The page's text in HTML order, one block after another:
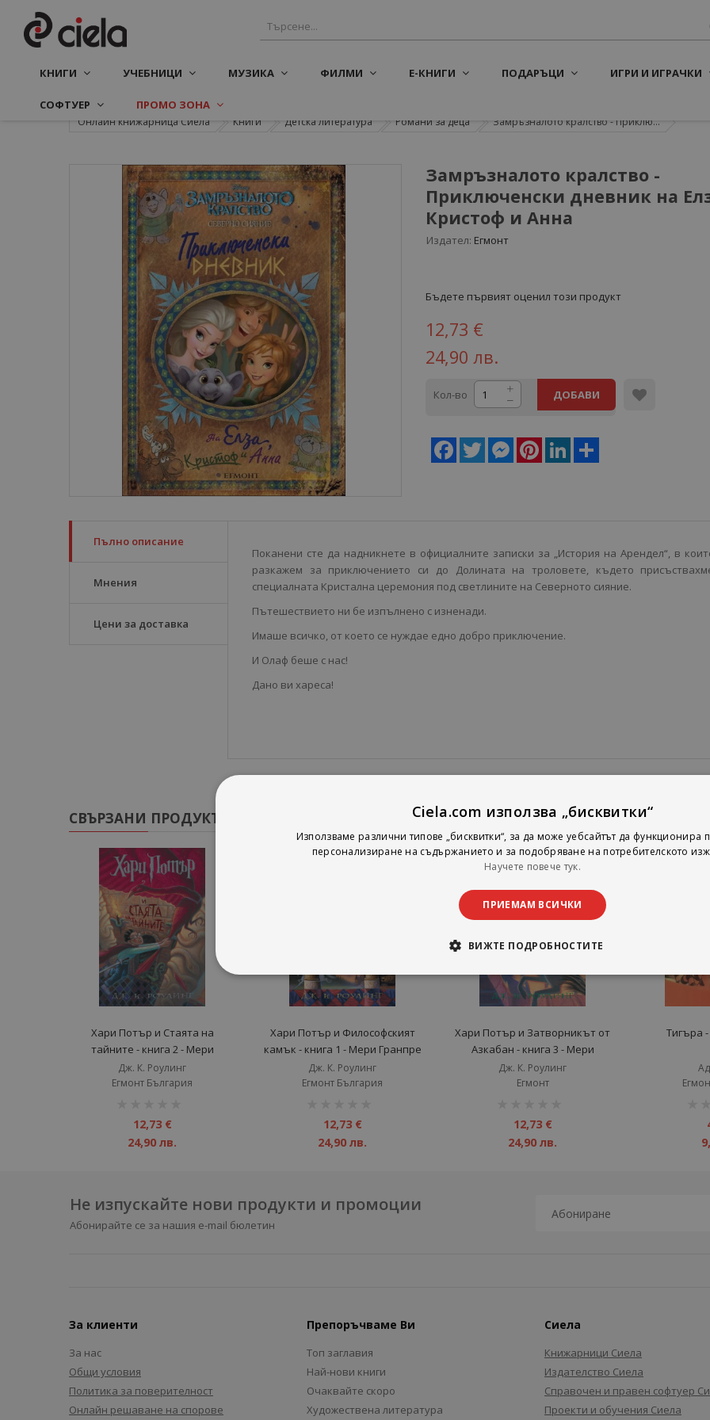
КНИГИ УЧЕБНИЦИ МУЗИКА ФИЛМИ Е-КНИГИ ПОДАРЪЦИ ИГРИ И ИГРАЧКИ
СОФТУЕР ПРОМО ЗОНА
Онлайн книжарница Сиела Книги Детска литература Романи за деца Замръзналото кралство - Приклю...
Замръзналото кралство -
Приключенски дневник на
Кристоф и Анна
Издател: Егмонт
Бъдете първият оценил този продукт
12,73 €
24,90 лв.
Кол-во ДОБАВИ
Facebook
Twitter MessengerPinterestLinkedIn
Пълно описание
Мнения
Цени за доставка
Поканени сте да надникнете в официалните записки за „История на Арендел“, в
разкажем за приключението си до Долината на троловете, където
специалната Кристална церемония под светлините на Северното сияние.
Пътешествието ни бе изпълнено с изненади.
Имаше всичко, от което се нуждае едно добро приключение.
И Олаф беше с нас!
Дано ви хареса!
СВЪРЗАНИ ПРОДУКТИ
Хари Потър и Стаята на
тайните - книга 2 - Мери
Гранпре
Дж. К. Роулинг
Егмонт България
12,73 €
24,90 лв.
Хари Потър и Философският
камък - книга 1 - Мери Гранпре
Дж. К. Роулинг
Егмонт България
12,73 €
24,90 лв.
Хари Потър и Затворникът от
Азкабан - книга 3 - Мери
Гранпре
Дж. К. Роулинг
Егмонт
12,73 €
24,90 лв.
Тигъра
Не изпускайте нови продукти и промоции
Абонирайте се за нашия e-mail бюлетин
За клиенти
За нас
Общи условия
Политика за поверителност
Онлайн решаване на спорове
Препоръчваме Ви
Топ заглавия
Най-нови книги
Очаквайте скоро
Художествена литература
Сиела
Книжарници Сиела
Издателство Сиела
Справочен и правен софтуер
Проекти и обучения Сиела
Ciela.com използва „бисквитки“
Използваме различни типове „бисквитки“, за да може уебсайтът да функционира
персонализиране на съдържанието и за подобряване на потребителското
Научете повече тук.
ПРИЕМАМ ВСИЧКИ
ВИЖТЕ ПОДРОБНОСТИТЕ